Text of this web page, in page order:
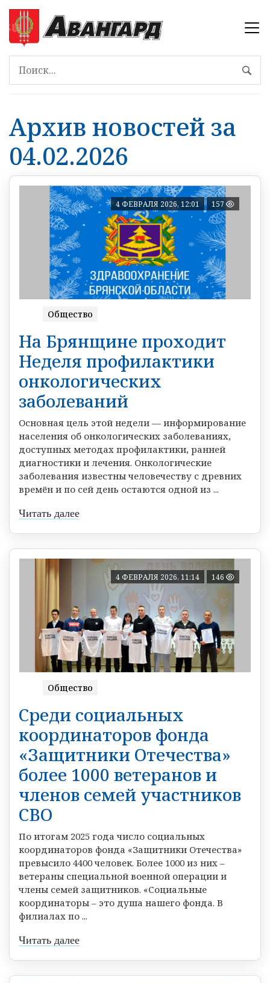
Архив новостей за
04.02.2026
4 ФЕВРАЛЯ 2026, 12:01 157
Общество
На Брянщине проходит
Неделя профилактики
онкологических
заболеваний
Основная цель этой недели — информирование
населения об онкологических заболеваниях,
доступных методах профилактики, ранней
диагностики и лечения. Онкологические
заболевания известны человечеству с древних
времён и по сей день остаются одной из ...
Читать далее
4 ФЕВРАЛЯ 2026, 11:14 146
Общество
Среди социальных
координаторов фонда
«Защитники Отечества»
более 1000 ветеранов и
членов семей участников
СВО
По итогам 2025 года число социальных
координаторов фонда «Защитники Отечества»
превысило 4400 человек. Более 1000 из них –
ветераны специальной военной операции и
члены семей защитников. «Социальные
координаторы – это душа нашего фонда. В
филиалах по ...
Читать далее